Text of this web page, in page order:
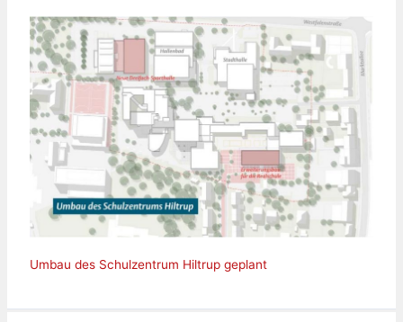
Umbau des Schulzentrum Hiltrup geplant